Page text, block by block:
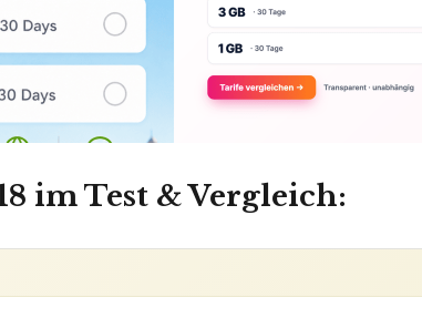
im Test & Vergleich: